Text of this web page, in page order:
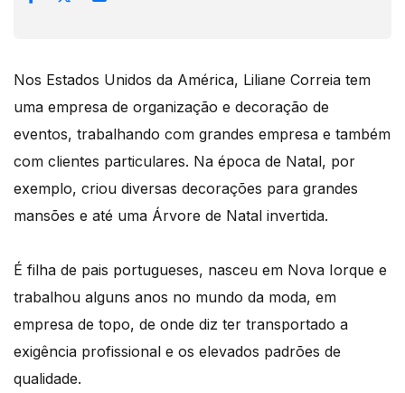
Nos Estados Unidos da América, Liliane Correia tem
uma empresa de organização e decoração de
eventos, trabalhando com grandes empresa e também
com clientes particulares. Na época de Natal, por
exemplo, criou diversas decorações para grandes
mansões e até uma Árvore de Natal invertida.
É filha de pais portugueses, nasceu em Nova Iorque e
trabalhou alguns anos no mundo da moda, em
empresa de topo, de onde diz ter transportado a
exigência profissional e os elevados padrões de
qualidade.